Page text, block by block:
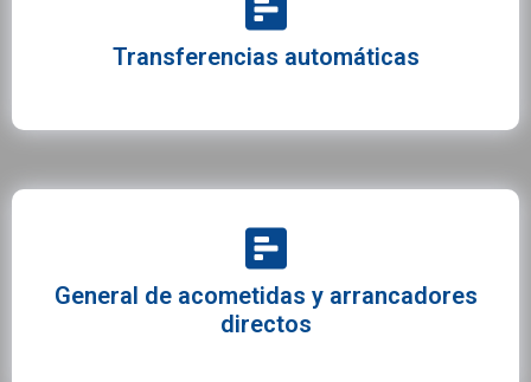
General de acometidas y arrancadores
directos
Transferencias automáticas